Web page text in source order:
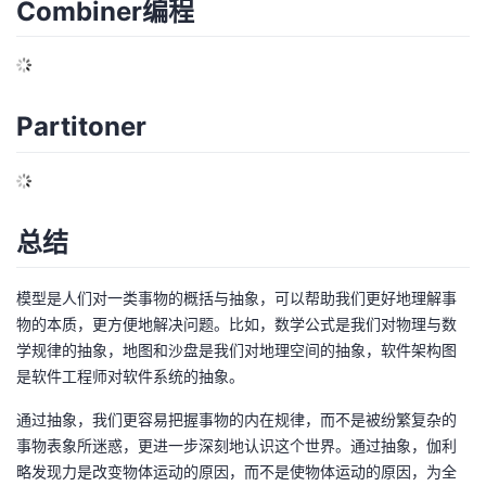
Combiner编程
Partitoner
总结
模型是人们对一类事物的概括与抽象，可以帮助我们更好地理解事
物的本质，更方便地解决问题。比如，数学公式是我们对物理与数
学规律的抽象，地图和沙盘是我们对地理空间的抽象，软件架构图
是软件工程师对软件系统的抽象。
通过抽象，我们更容易把握事物的内在规律，而不是被纷繁复杂的
事物表象所迷惑，更进一步深刻地认识这个世界。通过抽象，伽利
略发现力是改变物体运动的原因，而不是使物体运动的原因，为全